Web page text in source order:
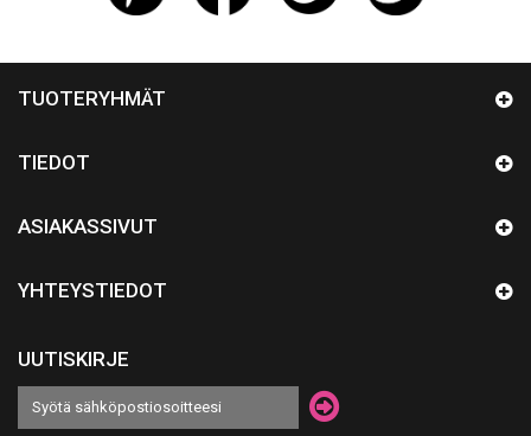
TUOTERYHMÄT
TIEDOT
ASIAKASSIVUT
YHTEYSTIEDOT
UUTISKIRJE